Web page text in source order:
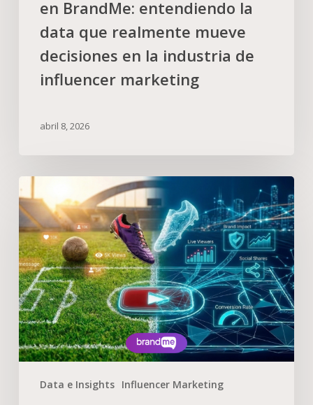
en BrandMe: entendiendo la
data que realmente mueve
decisiones en la industria de
influencer marketing
abril 8, 2026
Data e Insights Influencer Marketing